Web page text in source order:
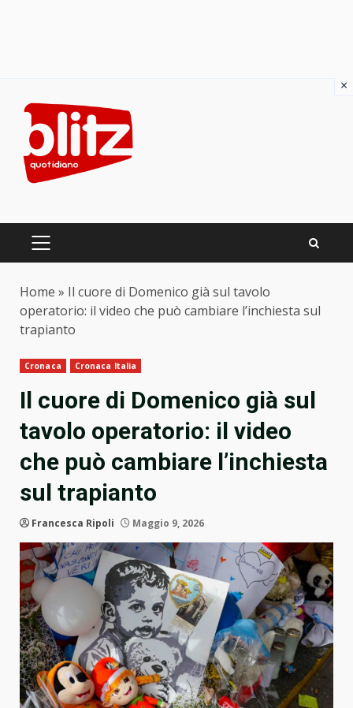
content
PRIMARY
Home » Il cuore di Domenico già sul tavolo
operatorio: il video che può cambiare l’inchiesta sul
trapianto
Cronaca Cronaca Italia
Il cuore di Domenico già sul
tavolo operatorio: il video
che può cambiare l’inchiesta
sul trapianto
Francesca Ripoli Maggio 9, 2026
×